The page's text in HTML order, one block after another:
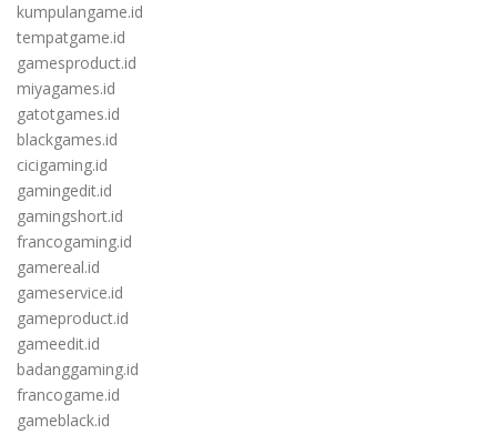
kumpulangame.id
tempatgame.id
gamesproduct.id
miyagames.id
gatotgames.id
blackgames.id
cicigaming.id
gamingedit.id
gamingshort.id
francogaming.id
gamereal.id
gameservice.id
gameproduct.id
gameedit.id
badanggaming.id
francogame.id
gameblack.id